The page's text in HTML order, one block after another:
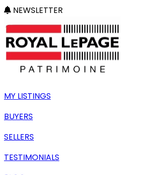
NEWSLETTER
MY LISTINGS
BUYERS
SELLERS
TESTIMONIALS